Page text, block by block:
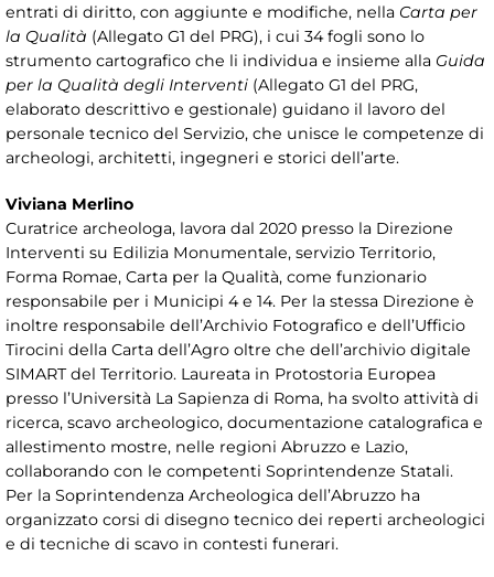
entrati di diritto, con aggiunte e modifiche, nella Carta per
la Qualità (Allegato G1 del PRG), i cui 34 fogli sono lo
strumento cartografico che li individua e insieme alla Guida
per la Qualità degli Interventi (Allegato G1 del PRG,
elaborato descrittivo e gestionale) guidano il lavoro del
personale tecnico del Servizio, che unisce le competenze di
archeologi, architetti, ingegneri e storici dell’arte.
Viviana Merlino
Curatrice archeologa, lavora dal 2020 presso la Direzione
Interventi su Edilizia Monumentale, servizio Territorio,
Forma Romae, Carta per la Qualità, come funzionario
responsabile per i Municipi 4 e 14. Per la stessa Direzione è
inoltre responsabile dell’Archivio Fotografico e dell’Ufficio
Tirocini della Carta dell’Agro oltre che dell’archivio digitale
SIMART del Territorio. Laureata in Protostoria Europea
presso l’Università La Sapienza di Roma, ha svolto attività di
ricerca, scavo archeologico, documentazione catalografica e
allestimento mostre, nelle regioni Abruzzo e Lazio,
collaborando con le competenti Soprintendenze Statali.
Per la Soprintendenza Archeologica dell’Abruzzo ha
organizzato corsi di disegno tecnico dei reperti archeologici
e di tecniche di scavo in contesti funerari.